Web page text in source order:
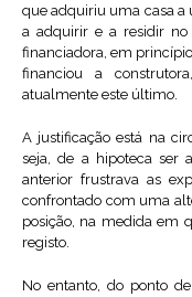
que adquiriu uma casa a
a adquirir e a residir
financiadora, em
financiou a
atualmente este último.
A justificação está na
seja, de a hipoteca ser
anterior frustrava as
confrontado com uma
posição, na medida em
registo.
No entanto, do ponto